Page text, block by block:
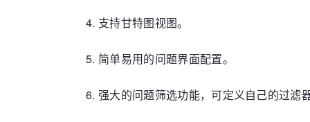
支持甘特图视图。
简单易用的问题界面配置。
强大的问题筛选功能，可定义自己的过滤器